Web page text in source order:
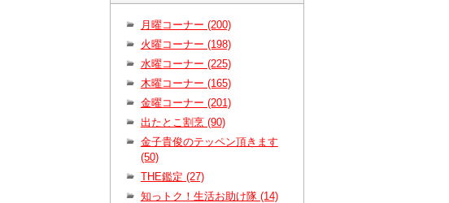
月曜コーナー (200)
火曜コーナー (198)
水曜コーナー (225)
木曜コーナー (165)
金曜コーナー (201)
出たとこ割烹 (90)
金子貴俊のテッペン頂きます
(50)
THE鑑定 (27)
知っトク！生活お助け隊 (14)